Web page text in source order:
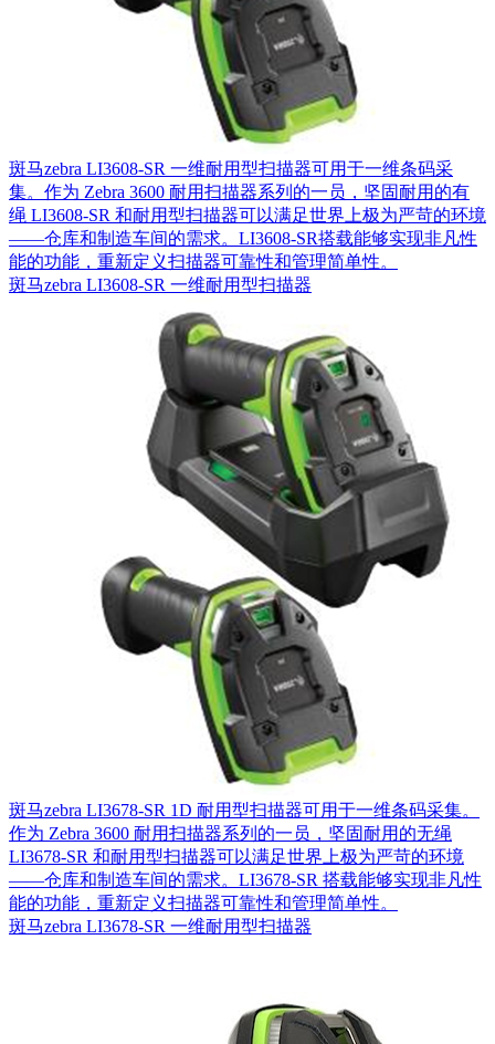
斑马zebra LI3608-SR 一维耐用型扫描器可用于一维条码采
集。作为 Zebra 3600 耐用扫描器系列的一员，坚固耐用的有
绳 LI3608-SR 和耐用型扫描器可以满足世界上极为严苛的环境
——仓库和制造车间的需求。LI3608-SR搭载能够实现非凡性
能的功能，重新定义扫描器可靠性和管理简单性。
斑马zebra LI3608-SR 一维耐用型扫描器
斑马zebra LI3678-SR 1D 耐用型扫描器可用于一维条码采集。
作为 Zebra 3600 耐用扫描器系列的一员，坚固耐用的无绳
LI3678-SR 和耐用型扫描器可以满足世界上极为严苛的环境
——仓库和制造车间的需求。LI3678-SR 搭载能够实现非凡性
能的功能，重新定义扫描器可靠性和管理简单性。
斑马zebra LI3678-SR 一维耐用型扫描器